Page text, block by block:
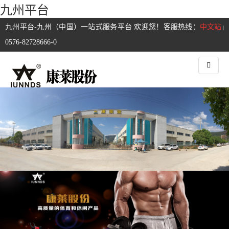
九州平台
中文站 |
九州平台-九州（中国）一站式服务平台 欢迎您！客服热线：
0576-82728666-0